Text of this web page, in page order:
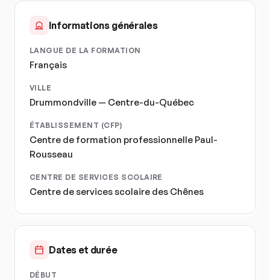
Informations générales
LANGUE DE LA FORMATION
Français
VILLE
Drummondville — Centre-du-Québec
ÉTABLISSEMENT (CFP)
Centre de formation professionnelle Paul-
Rousseau
CENTRE DE SERVICES SCOLAIRE
Centre de services scolaire des Chênes
Dates et durée
DÉBUT